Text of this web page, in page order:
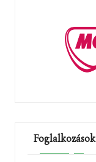
Foglalkozások